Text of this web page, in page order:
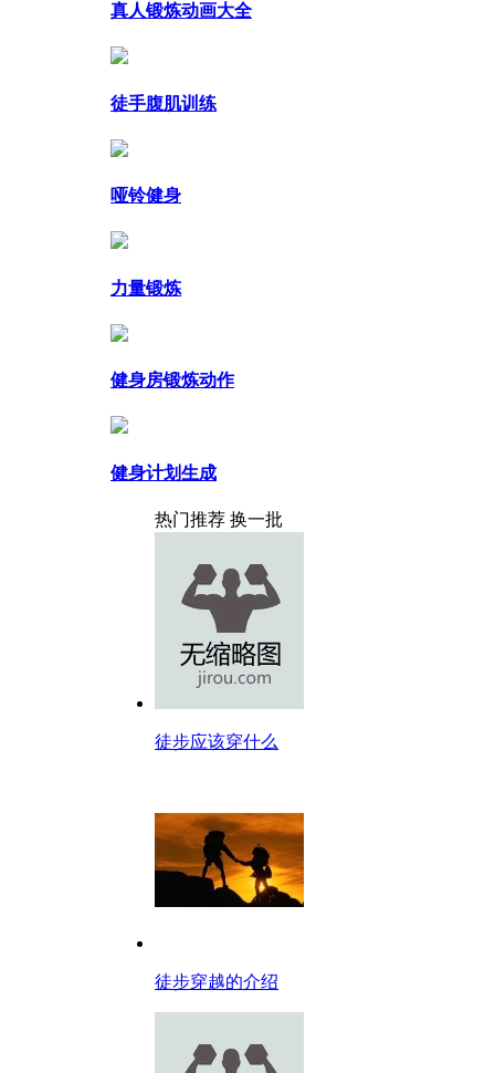
真人锻炼动画大全
徒手腹肌训练
哑铃健身
力量锻炼
健身房锻炼动作
健身计划生成
热门推荐 换一批
徒步应该穿什么
徒步穿越的介绍